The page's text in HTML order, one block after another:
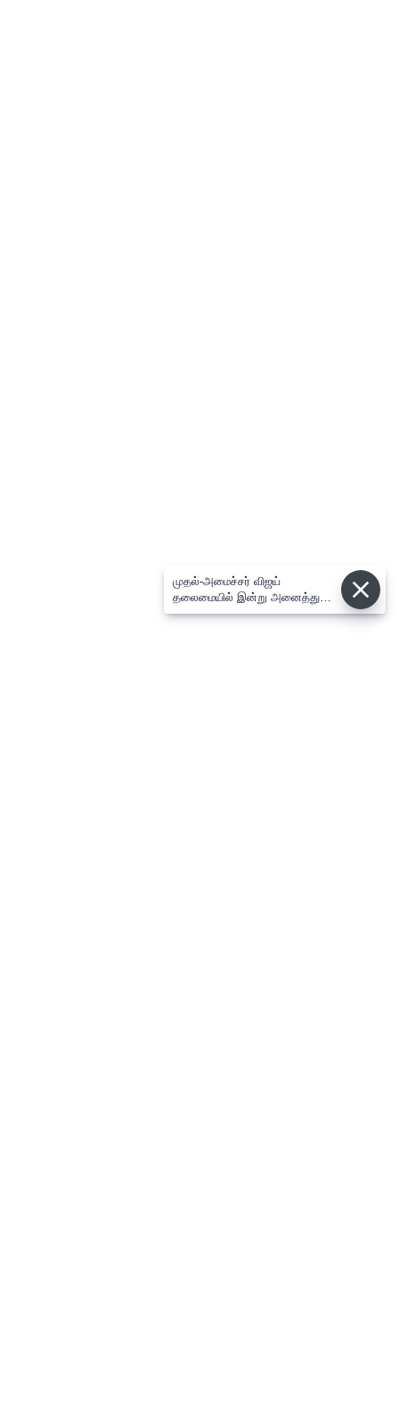
முதல்-அமைச்சர் விஜய்
தலைமையில் இன்று அனைத்து
கட்சி எம்.பி.க்கள் கூட்டம் -